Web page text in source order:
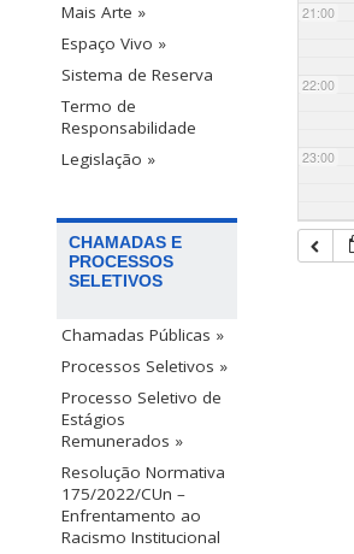
Mais Arte »
Espaço Vivo »
Sistema de Reserva
Termo de
Responsabilidade
Legislação »
CHAMADAS E
PROCESSOS
SELETIVOS
Chamadas Públicas »
Processos Seletivos »
Processo Seletivo de
Estágios
Remunerados »
Resolução Normativa
175/2022/CUn –
Enfrentamento ao
Racismo Institucional
21:00
22:00
23:00